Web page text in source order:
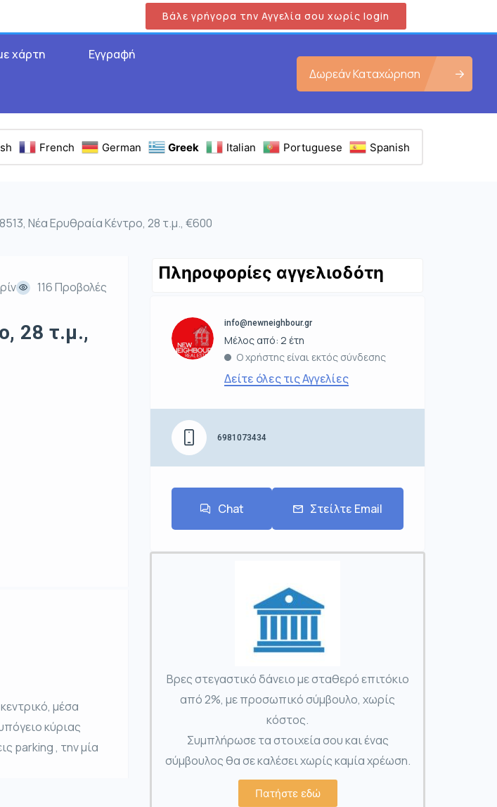
Βάλε γρήγορα την Αγγελία σου χωρίς login
χάρτη Εγγραφή
Δωρεάν Καταχώρηση
French German Greek Italian Portuguese Spanish
Νέα Ερυθραία Κέντρο, 28 τ.μ., €600
116 Προβολές
28 τ.μ.,
μέσα
κύριας
parking , την μία
Πληροφορίες αγγελιοδότη
info@newneighbour.gr
Μέλος από: 2 έτη
Ο χρήστης είναι εκτός σύνδεσης
Δείτε όλες τις Αγγελίες
6981073434
Chat Στείλτε Email
Βρες στεγαστικό δάνειο με σταθερό επιτόκιο
από 2%, με προσωπικό σύμβουλο, χωρίς
κόστος.
Συμπλήρωσε τα στοιχεία σου και ένας
σύμβουλος θα σε καλέσει χωρίς καμία χρέωση.
Πατήστε εδώ